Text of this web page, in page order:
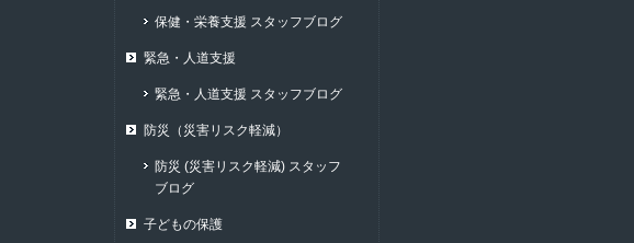
保健・栄養支援 スタッフブログ
緊急・人道支援
緊急・人道支援 スタッフブログ
防災（災害リスク軽減）
防災 (災害リスク軽減) スタッフ
ブログ
子どもの保護